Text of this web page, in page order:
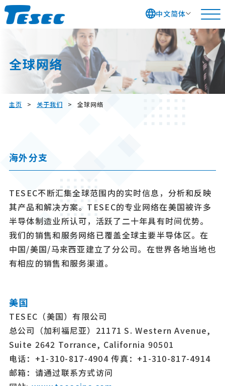
中文简体
全球网络
主页 > 关于我们 > 全球网络
海外分支
TESEC不断汇集全球范围内的实时信息，分析和反映
其产品和解决方案。TESEC的专业网络在美国被许多
半导体制造业所认可，活跃了二十年具有时间优势。
我们的销售和服务网络已覆盖全球主要半导体区。在
中国/美国/马来西亚建立了分公司。在世界各地当地也
有相应的销售和服务渠道。
美国
TESEC（美国）有限公司
总公司（加利福尼亚） 21171 S. Western Avenue,
Suite 2642 Torrance, California 90501
电话：+1-310-817-4904 传真：+1-310-817-4914
邮箱：请通过联系方式访问